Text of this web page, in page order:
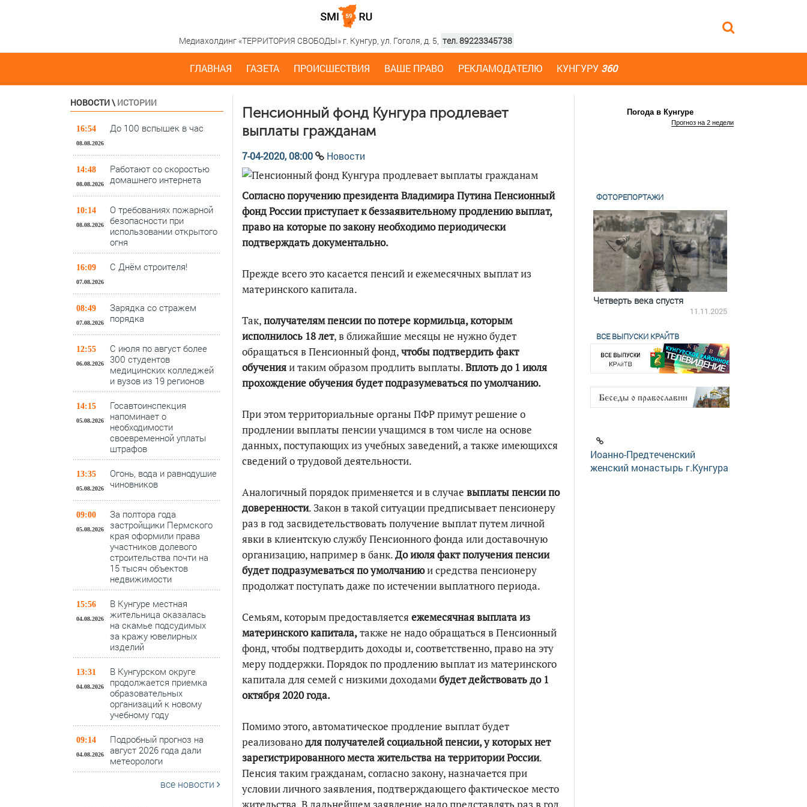
Медиахолдинг «ТЕРРИТОРИЯ СВОБОДЫ» г. Кунгур, ул. Гоголя, д. 5, тел. 89223345738
ГЛАВНАЯ ГАЗЕТА ПРОИСШЕСТВИЯ ВАШЕ ПРАВО РЕКЛАМОДАТЕЛЮ КУНГУРУ 360
НОВОСТИ\ ИСТОРИИ
16:54
08.08.2026
До 100 вспышек в час
14:48
08.08.2026
Работают со скоростью
домашнего интернета
10:14
08.08.2026
О требованиях пожарной
безопасности при
использовании открытого
огня
16:09
07.08.2026
С Днём строителя!
08:49
07.08.2026
Зарядка со стражем
порядка
12:55
06.08.2026
С июля по август более
300 студентов
медицинских колледжей
и вузов из 19 регионов
14:15
05.08.2026
Госавтоинспекция
напоминает о
необходимости
своевременной уплаты
штрафов
13:35
05.08.2026
Огонь, вода и равнодушие
чиновников
09:00
05.08.2026
За полтора года
застройщики Пермского
края оформили права
участников долевого
строительства почти на
15 тысяч объектов
недвижимости
15:56
04.08.2026
В Кунгуре местная
жительница оказалась
на скамье подсудимых
за кражу ювелирных
изделий
13:31
04.08.2026
В Кунгурском округе
продолжается приемка
образовательных
организаций к новому
учебному году
09:14
04.08.2026
Подробный прогноз на
август 2026 года дали
метеорологи
все новости
Пенсионный фонд Кунгура продлевает
выплаты гражданам
7-04-2020, 08:00 Новости
Согласно поручению президента Владимира Путина Пенсионный
фонд России приступает к беззаявительному продлению выплат,
право на которые по закону необходимо периодически
подтверждать документально.
Прежде всего это касается пенсий и ежемесячных выплат из
материнского капитала.
Так,получателям пенсии по потере кормильца, которым
исполнилось 18 лет, в ближайшие месяцы не нужно будет
обращаться в Пенсионный фонд,чтобы подтвердить факт
обученияи таким образом продлить выплаты.Вплоть до 1 июля
прохождение обучения будет подразумеваться по умолчанию.
При этом территориальные органы ПФР примут решение о
продлении выплаты пенсии учащимся в том числе на основе
данных, поступающих из учебных заведений, а также имеющихся
сведений о трудовой деятельности.
Аналогичный порядок применяется и в случае выплаты пенсии по
доверенности. Закон в такой ситуации предписывает пенсионеру
раз в год засвидетельствовать получение выплат путем личной
явки в клиентскую службу Пенсионного фонда или доставочную
организацию, например в банк.До июля факт получения пенсии
будет подразумеваться по умолчаниюи средства пенсионеру
продолжат поступать даже по истечении выплатного периода.
Семьям, которым предоставляетсяежемесячная выплата из
материнского капитала,также не надо обращаться в Пенсионный
фонд, чтобы подтвердить доходы и, соответственно, право на эту
меру поддержки. Порядок по продлению выплат из материнского
капитала для семей с низкими доходамибудет действовать до 1
октября 2020 года.
Помимо этого, автоматическое продление выплат будет
реализованодля получателей социальной пенсии, у которых нет
зарегистрированного места жительства на территории России.
Пенсия таким гражданам, согласно закону, назначается при
условии личного заявления, подтверждающего фактическое место
Погода в Кунгуре
Прогноз на 2 недели
ФОТОРЕПОРТАЖИ
Четверть века спустя
11.11.2025
ВСЕ ВЫПУСКИ КРАЙТВ
Иоанно-Предтеченский
женский монастырь г.Кунгура